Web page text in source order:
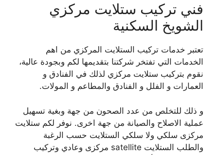
فني تركيب ستلايت مركزي
الشويخ السكنية
تعتبر خدمات تركيب الستلايت المركزي من اهم
الخدمات التي تفتخر شركتنا بتقديمها لكم وبجودة عالية،
نقوم بتركيب ستلايت مركزي لذلك في الفنادق و
العمارات و الفلل و الفنادق والمطاعم و المولات.
و ذلك للتخلص من عدد الصحون من جهة وبغية تسهيل
عملية الاصلاح والصيانة من جهة اخرى. نوفر لكم ستلايت
مركزى سلكي ولا سلكي الستلايت حسب الرغبة
والطلب الستلايت satellite مركزى وعادي وتركيب